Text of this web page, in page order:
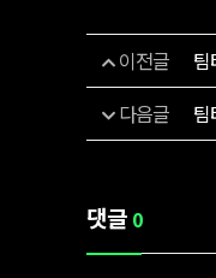
이전글
다음글
댓글 0